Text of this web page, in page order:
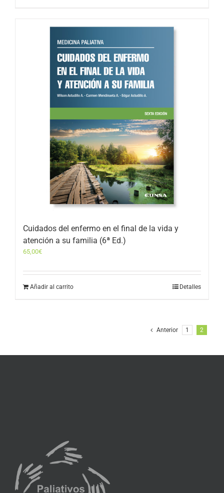
Cuidados del enfermo en el final de la vida y
atención a su familia (6ª Ed.)
65,00€
Añadir al carrito Detalles
Anterior 1 2